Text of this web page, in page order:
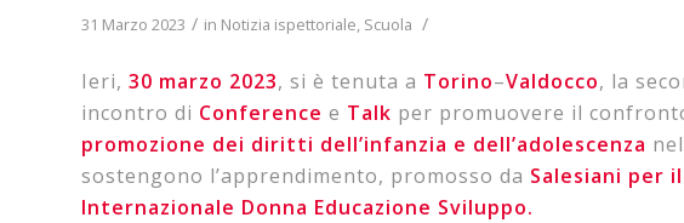
31 Marzo 2023 / in Notizia ispettoriale Scuola /
Ieri, 30 marzo 2023, si è tenuta a Torino–Valdocco, la
incontro di Conference e Talk per promuovere il
promozione dei diritti dell’infanzia e dell’adolescenza
sostengono l’apprendimento, promosso da Salesiani per
Internazionale Donna Educazione Sviluppo.